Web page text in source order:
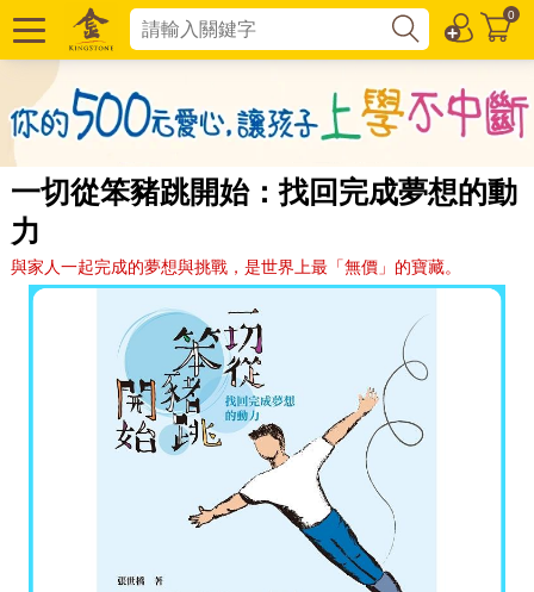
0
一切從笨豬跳開始：找回完成夢想的動
力
與家人一起完成的夢想與挑戰，是世界上最「無價」的寶藏。